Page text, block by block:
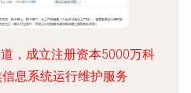
，成立注册资本5000万科
息系统运行维护服务